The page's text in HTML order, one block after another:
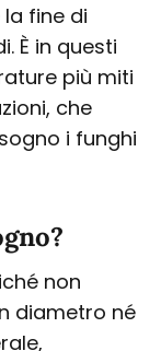
fine di
È in questi
più miti
che
i funghi
non
diametro né